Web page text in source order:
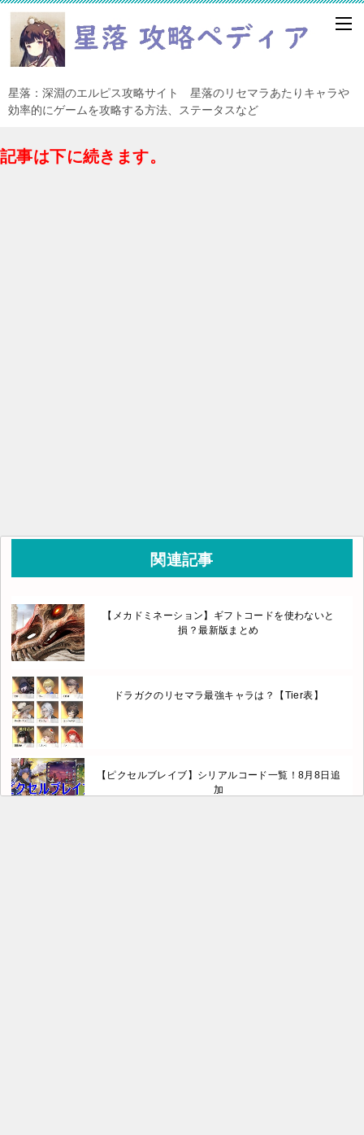
星落：深淵のエルピス攻略サイト 星落のリセマラあたりキャラや
効率的にゲームを攻略する方法、ステータスなど
記事は下に続きます。
関連記事
【メカドミネーション】ギフトコードを使わないと
損？最新版まとめ
ドラガクのリセマラ最強キャラは？【Tier表】
【ピクセルブレイブ】シリアルコード一覧！8月8日追
加